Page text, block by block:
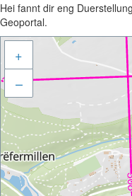
Hei fannt dir eng
Geoportal.
+
–